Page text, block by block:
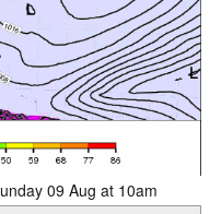
09 Aug at 10am